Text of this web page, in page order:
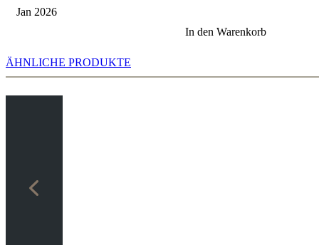
Jan 2026
In den Warenkorb
ÄHNLICHE PRODUKTE